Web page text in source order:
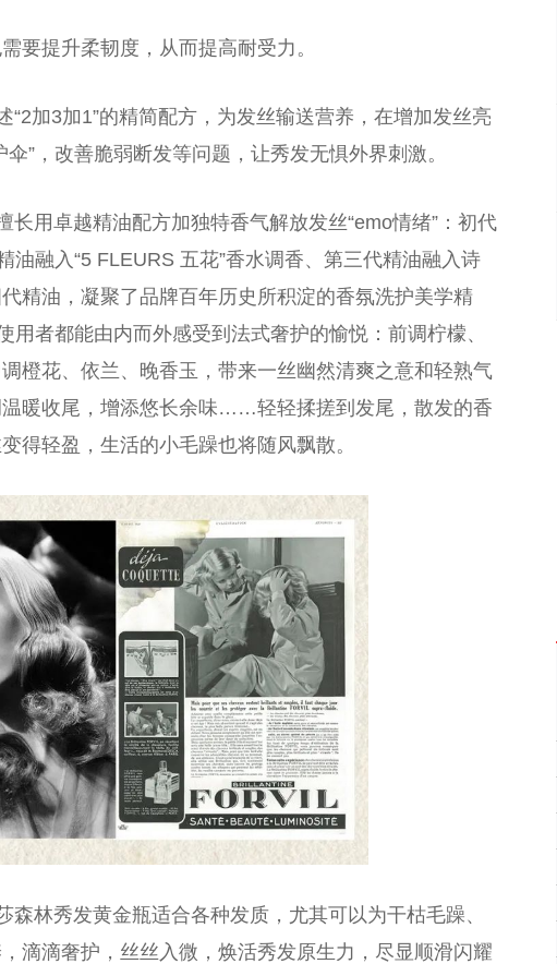
要提升柔韧度，从而提高耐受力。
“2加3加1”的精简配方，为发丝输送营养，在增加发丝亮
”，改善脆弱断发等问题，让秀发无惧外界刺激。
长用卓越精油配方加独特香气解放发丝“emo情绪”：初代
油融入“5 FLEURS 五花”香水调香、第三代精油融入诗
精油，凝聚了品牌百年历史所积淀的香氛洗护美学精
用者都能由内而外感受到法式奢护的愉悦：前调柠檬、
橙花、依兰、晚香玉，带来一丝幽然清爽之意和轻熟气
暖收尾，增添悠长余味……轻轻揉搓到发尾，散发的香
得轻盈，生活的小毛躁也将随风飘散。
林秀发黄金瓶适合各种发质，尤其可以为干枯毛躁、
滴滴奢护，丝丝入微，焕活秀发原生力，尽显顺滑闪耀